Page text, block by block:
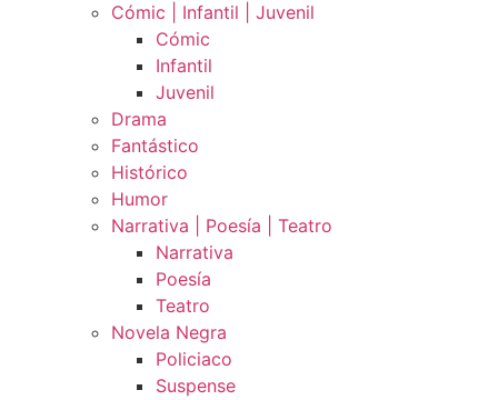
Cómic | Infantil | Juvenil
Cómic
Infantil
Juvenil
Drama
Fantástico
Histórico
Humor
Narrativa | Poesía | Teatro
Narrativa
Poesía
Teatro
Novela Negra
Policiaco
Suspense